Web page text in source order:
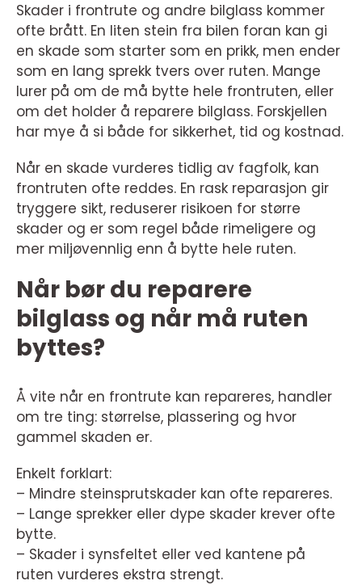
Skader i frontrute og andre bilglass kommer
ofte brått. En liten stein fra bilen foran kan gi
en skade som starter som en prikk, men ender
som en lang sprekk tvers over ruten. Mange
lurer på om de må bytte hele frontruten, eller
om det holder å reparere bilglass. Forskjellen
har mye å si både for sikkerhet, tid og kostnad.
Når en skade vurderes tidlig av fagfolk, kan
frontruten ofte reddes. En rask reparasjon gir
tryggere sikt, reduserer risikoen for større
skader og er som regel både rimeligere og
mer miljøvennlig enn å bytte hele ruten.
Når bør du reparere
bilglass og når må ruten
byttes?
Å vite når en frontrute kan repareres, handler
om tre ting: størrelse, plassering og hvor
gammel skaden er.
Enkelt forklart:
– Mindre steinsprutskader kan ofte repareres.
– Lange sprekker eller dype skader krever ofte
bytte.
– Skader i synsfeltet eller ved kantene på
ruten vurderes ekstra strengt.